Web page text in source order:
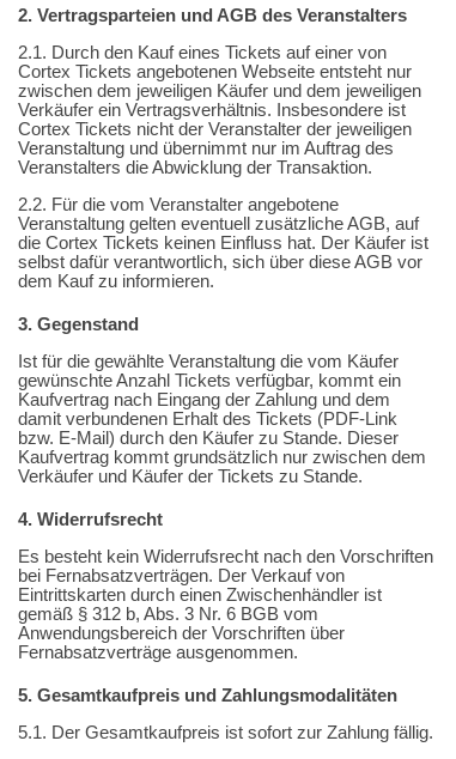
2. Vertragsparteien und AGB des Veranstalters
2.1. Durch den Kauf eines Tickets auf einer von
Cortex Tickets angebotenen Webseite entsteht nur
zwischen dem jeweiligen Käufer und dem jeweiligen
Verkäufer ein Vertragsverhältnis. Insbesondere ist
Cortex Tickets nicht der Veranstalter der jeweiligen
Veranstaltung und übernimmt nur im Auftrag des
Veranstalters die Abwicklung der Transaktion.
2.2. Für die vom Veranstalter angebotene
Veranstaltung gelten eventuell zusätzliche AGB, auf
die Cortex Tickets keinen Einfluss hat. Der Käufer ist
selbst dafür verantwortlich, sich über diese AGB vor
dem Kauf zu informieren.
3. Gegenstand
Ist für die gewählte Veranstaltung die vom Käufer
gewünschte Anzahl Tickets verfügbar, kommt ein
Kaufvertrag nach Eingang der Zahlung und dem
damit verbundenen Erhalt des Tickets (PDF-Link
bzw. E-Mail) durch den Käufer zu Stande. Dieser
Kaufvertrag kommt grundsätzlich nur zwischen dem
Verkäufer und Käufer der Tickets zu Stande.
4. Widerrufsrecht
Es besteht kein Widerrufsrecht nach den Vorschriften
bei Fernabsatzverträgen. Der Verkauf von
Eintrittskarten durch einen Zwischenhändler ist
gemäß § 312 b, Abs. 3 Nr. 6 BGB vom
Anwendungsbereich der Vorschriften über
Fernabsatzverträge ausgenommen.
5. Gesamtkaufpreis und Zahlungsmodalitäten
5.1. Der Gesamtkaufpreis ist sofort zur Zahlung fällig.